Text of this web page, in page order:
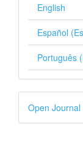
English
Español
Português
por
Open Journal